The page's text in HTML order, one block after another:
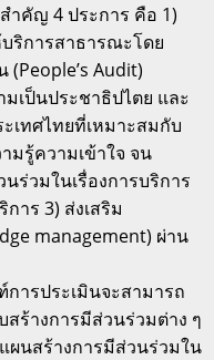
ำคัญ 4 ประการ คือ 1)
ริการสาธารณะโดย
Audit)
เป็นประชาธิปไตย และ
เทศไทยที่เหมาะสมกับ
มรู้ความเข้าใจ จน
ร่วมในเรื่องการบริการ
าร 3) ส่งเสริม
management) ผ่าน
ารประเมินจะสามารถ
ร้างการมีส่วนร่วมต่าง ๆ
ผนสร้างการมีส่วนร่วมใน